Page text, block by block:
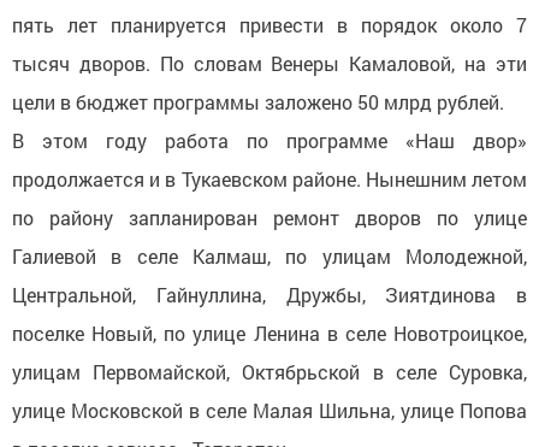
пять лет планируется привести в порядок около 7
тысяч дворов. По словам Венеры Камаловой, на эти
цели в бюджет программы заложено 50 млрд рублей.
В этом году работа по программе «Наш двор»
продолжается и в Тукаевском районе. Нынешним летом
по району запланирован ремонт дворов по улице
Галиевой в селе Калмаш, по улицам Молодежной,
Центральной, Гайнуллина, Дружбы, Зиятдинова в
поселке Новый, по улице Ленина в селе Новотроицкое,
улицам Первомайской, Октябрьской в селе Суровка,
улице Московской в селе Малая Шильна, улице Попова